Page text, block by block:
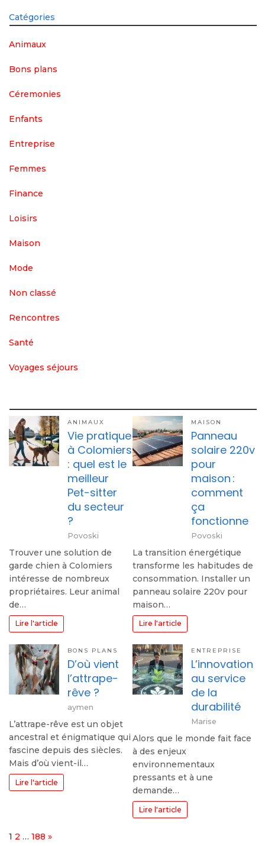
Catégories
Animaux
Bons plans
Céremonies
Enfants
Entreprise
Femmes
Finance
Loisirs
Maison
Mode
Non classé
Rencontres
Santé
Voyages séjours
ANIMAUX
Vie pratique
à Colomiers
: quel est le
meilleur
Pet-sitter
du secteur
?
Povoski
Trouver une solution de
garde chien à Colomiers
intéresse de nombreux
propriétaires. Leur animal
de…
Lire l'article
MAISON
Panneau
solaire 220v
pour
maison :
comment
ça
fonctionne
Povoski
La transition énergétique
transforme les habitudes de
consommation. Installer un
panneau solaire 220v pour
maison…
Lire l'article
BONS PLANS
D’où vient
l’attrape-
rêve ?
aymen
L’attrape-rêve est un objet
ancestral et énigmatique qui
fascine depuis des siècles.
Mais d’où vient-il…
Lire l'article
ENTREPRISE
L’innovation
au service
de la
durabilité
Marise
Alors que le monde fait face
à des enjeux
environnementaux
pressants et à une
demande…
Lire l'article
Page:
1 2 … 188 Next
»